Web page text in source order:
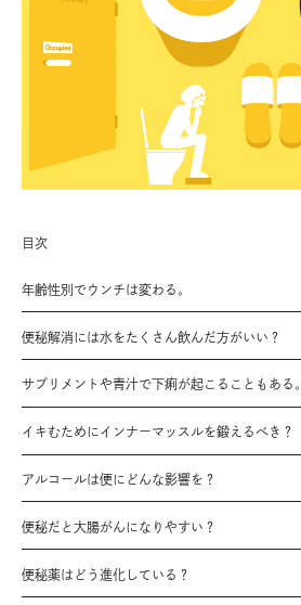
目次
年齢性別でウンチは変わる。
便秘解消には水をたくさん飲んだ方がいい？
サプリメントや青汁で下痢が起こることもある。
イキむためにインナーマッスルを鍛えるべき？
アルコールは便にどんな影響を？
便秘だと大腸がんになりやすい？
便秘薬はどう進化している？